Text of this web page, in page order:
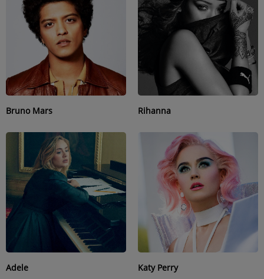
ARTISTES
PLAYLIST
TITRES DIFFUSÉS
PODCASTS
VIDÉOS
Participez
DÉDICACES
Bruno Mars Rihanna
Adele Katy Perry